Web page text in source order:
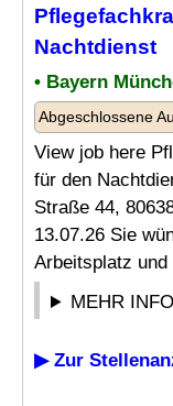
Nachtdienst
• Bayern
Abgeschlossene
View job here
für den
Straße 44,
13.07.26 Sie
Arbeitsplatz
MEHR
▶ Zur